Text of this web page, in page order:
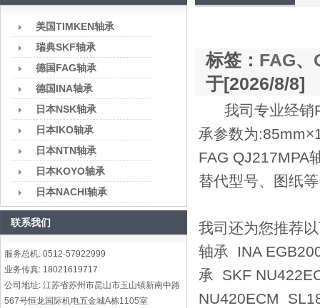
美国TIMKEN轴承
瑞典SKF轴承
德国FAG轴承
德国INA轴承
日本NSK轴承
日本IKO轴承
日本NTN轴承
日本KOYO轴承
日本NACHI轴承
联系我们
服务总机: 0512-57922999
业务传真: 18021619717
公司地址: 江苏省苏州市昆山市玉山镇新南中路
567号恒龙国际机电五金城A栋1105室
标签： FAG、
于[2026/8/8]
我司专业经销
承参数为
FAG QJ217MPA
替代型号、图纸
我司还为您推荐
轴承 INA
承 SKF
NU420ECM